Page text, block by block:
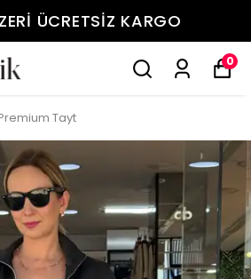
ÜCRETSİZ KARGO
0
Tayt